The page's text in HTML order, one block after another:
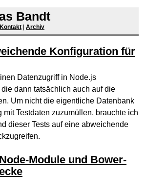
Bandt
Kontakt Archiv
Konfiguration für
Datenzugriff in Node.js
dann tatsächlich auch auf die
Um nicht die eigentliche Datenbank
mit Testdaten zuzumüllen, brauchte ich
dieser Tests auf eine abweichende
Module und Bower-